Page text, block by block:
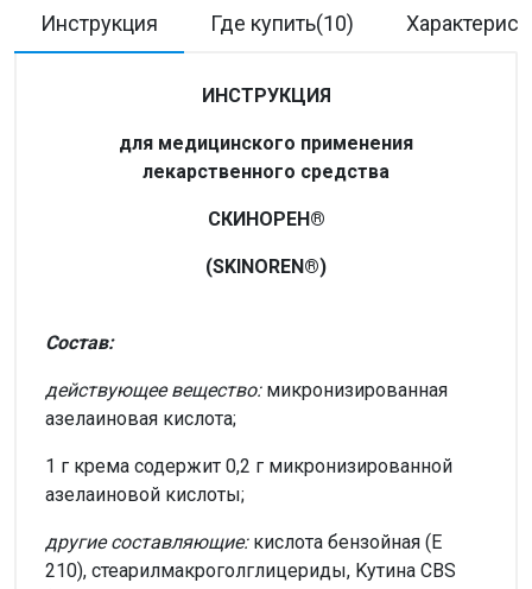
Инструкция Где купить(10)
ИНСТРУКЦИЯ
для медицинского применения
лекарственного средства
СКИНОРЕН®
(SKINOREN®)
Состав:
действующее вещество:микронизированная
азелаиновая кислота;
1 г крема содержит 0,2 г микронизированной
азелаиновой кислоты;
другие составляющие:кислота бензойная (E
210), cтеарилмакроголглицериды, Kутина CBS